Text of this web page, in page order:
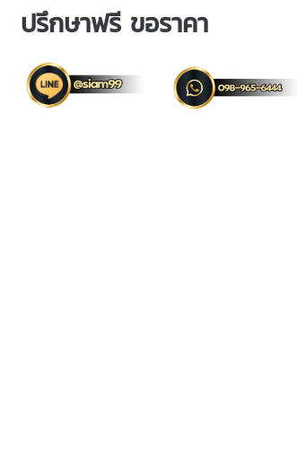
ปรึกษาฟรี ขอราคา